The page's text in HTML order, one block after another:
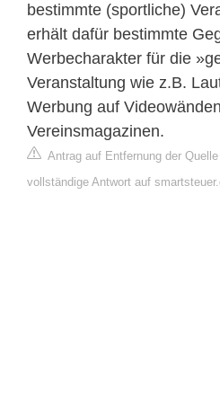
bestimmte (sportliche)
erhält dafür bestimmte
Werbecharakter für die
Veranstaltung wie z.B.
Werbung auf
Vereinsmagazinen.
Antrag auf Entfernung der Quelle
vollständige Antwort auf